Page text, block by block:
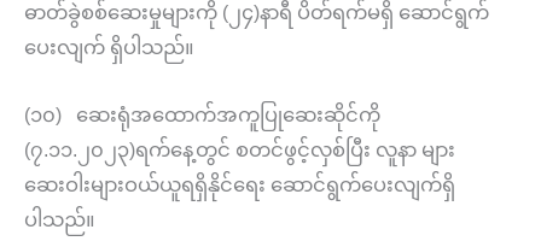
ဓာတ်ခွဲစစ်ဆေးမှုများကို (၂၄)နာရီ ပိတ်ရက်မရှိ ဆောင်ရွက်
ပေးလျက် ရှိပါသည်။
(၁၀) ဆေးရုံအထောက်အကူပြုဆေးဆိုင်ကို
(၇.၁၁.၂၀၂၃)ရက်နေ့တွင် စတင်ဖွင့်လှစ်ပြီး လူနာ များ
ဆေးဝါးများဝယ်ယူရရှိနိုင်ရေး ဆောင်ရွက်ပေးလျက်ရှိ
ပါသည်။